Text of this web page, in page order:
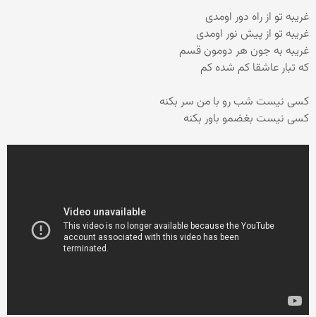
غریبه تو از راه دور اومدی
غریبه تو از پیش نور اومدی
غریبه به جون هر دومون قسم
که تبار عاشقا کم شده کم
کسی نیست شب رو با من سر بکنه
کسی نیست بغضمو باور بکنه